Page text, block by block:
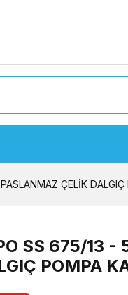
PASLANMAZ ÇELİK DALGIÇ
SS 675/13 -
POMPA